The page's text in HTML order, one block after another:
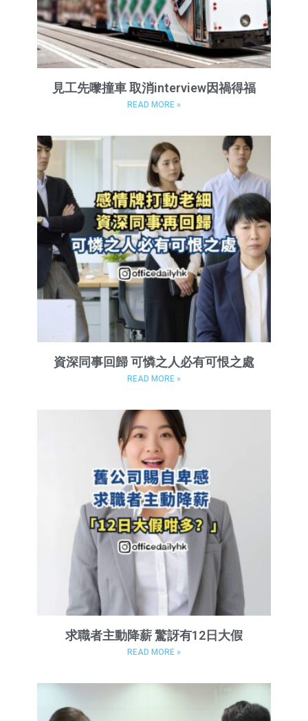
見工先嚟撞車 取消interview因禍得福
READ MORE »
資深同事回歸 可憐之人必有可恨之處
READ MORE »
求職者主動降薪 驚訝有12日大假
READ MORE »